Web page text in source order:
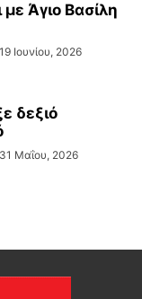
Άγιο Βασίλη
19 Ιουνίου, 2026
δεξιό
31 Μαΐου, 2026